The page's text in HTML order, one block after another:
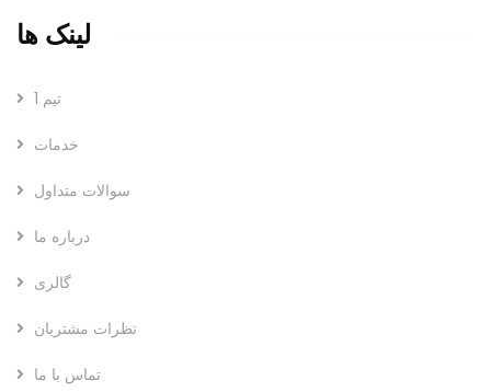
لینک ها
تیم 1
خدمات
سوالات متداول
درباره ما
گالری
نظرات مشتریان
تماس با ما